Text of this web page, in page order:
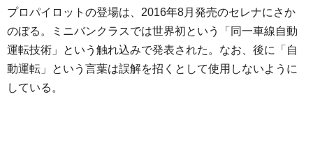
プロパイロットの登場は、2016年8月発売のセレナにさか
のぼる。ミニバンクラスでは世界初という「同一車線自動
運転技術」という触れ込みで発表された。なお、後に「自
動運転」という言葉は誤解を招くとして使用しないように
している。